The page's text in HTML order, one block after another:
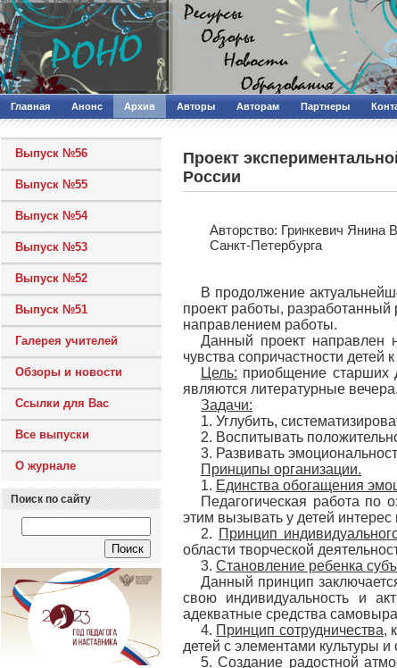
Главная Анонс Архив Авторы Авторам Партнеры
Выпуск №56
Выпуск №55
Выпуск №54
Выпуск №53
Выпуск №52
Выпуск №51
Галерея учителей
Обзоры и новости
Ссылки для Вас
Все выпуски
О журнале
Поиск по сайту
Проект
России
Авторcтво: Гринкевич Янина
Санкт-Петербурга
В продолжение
проект работы,
направлением работы.
Данный проект направлен
чувства сопричастности
Цель: приобщение старших
являются литературные вечера.
Задачи:
1. Углубить,
2. Воспитывать
3. Развивать
Принципы организации.
1. Единства обогащения
Педагогическая работа по
этим вызывать у детей
2. Принцип
области творческой
3. Становление ребенка
Данный принцип
свою индивидуальность и
адекватные средства
4. Принцип сотрудничества,
детей с элементами культуры
5.Создание радостной